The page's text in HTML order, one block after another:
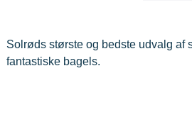
Solrøds største og bedste udvalg af
fantastiske bagels.